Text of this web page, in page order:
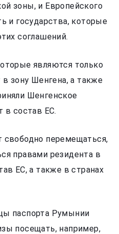
зоны, и Европейского
и государства, которые
соглашений.
являются только
в зону Шенгена, а также
Шенгенское
в состав ЕС.
свободно перемещаться,
правами резидента в
ЕС, а также в странах
паспорта Румынии
посещать, например,